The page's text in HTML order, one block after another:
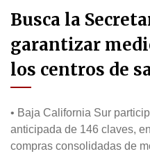
Busca la
garantizar
los centros de
• Baja California Sur
anticipada de 146 claves,
compras consolidadas de